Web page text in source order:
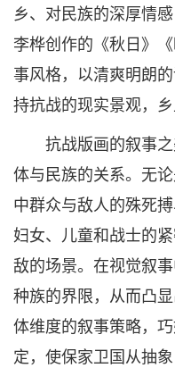
乡、对民族的深厚情
李桦创作的《秋日》
事风格，以清爽明朗
持抗战的现实景观，乡
抗战版画的叙事之
体与民族的关系。无
中群众与敌人的殊死
妇女、儿童和战士的
敌的场景。在视觉叙
种族的界限，从而凸
体维度的叙事策略，
定，使保家卫国从抽